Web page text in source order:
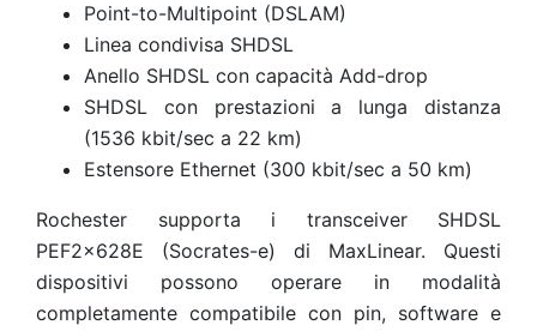
Point-to-Multipoint (DSLAM)
Linea condivisa SHDSL
Anello SHDSL con capacità Add-drop
SHDSL con prestazioni a lunga distanza
(1536 kbit/sec a 22 km)
Estensore Ethernet (300 kbit/sec a 50 km)
Rochester supporta i transceiver SHDSL
PEF2x628E (Socrates-e) di MaxLinear. Questi
dispositivi possono operare in modalità
completamente compatibile con pin, software e